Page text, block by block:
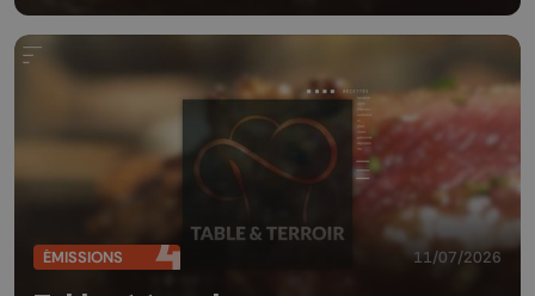
ÉMISSIONS 11/07/2026